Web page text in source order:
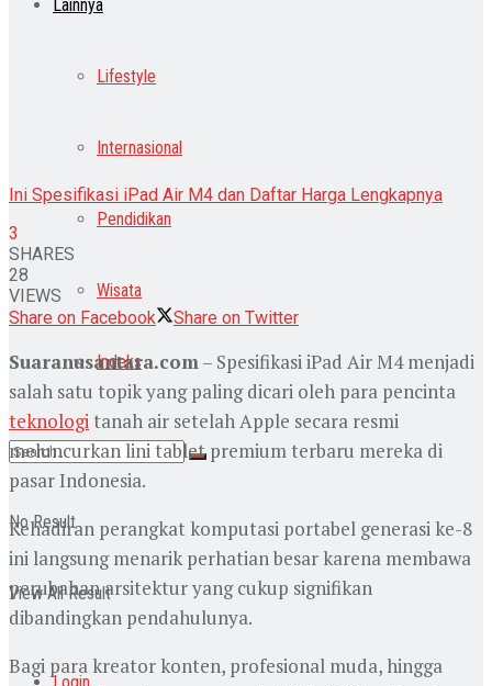
Lainnya
Lifestyle
Internasional
Pendidikan
Wisata
Indeks
No Result
View All Result
Ini Spesifikasi iPad Air M4 dan Daftar Harga Lengkapnya
3
SHARES
28
VIEWS
Share on Facebook
Share on Twitter
Suaranusantara.com– Spesifikasi iPad Air M4 menjadi
salah satu topik yang paling dicari oleh para pencinta
teknologitanah air setelah Apple secara resmi
meluncurkan lini tablet premium terbaru mereka di
pasar Indonesia.
Kehadiran perangkat komputasi portabel generasi ke-8
ini langsung menarik perhatian besar karena membawa
perubahan arsitektur yang cukup signifikan
dibandingkan pendahulunya.
Bagi para kreator konten, profesional muda, hingga